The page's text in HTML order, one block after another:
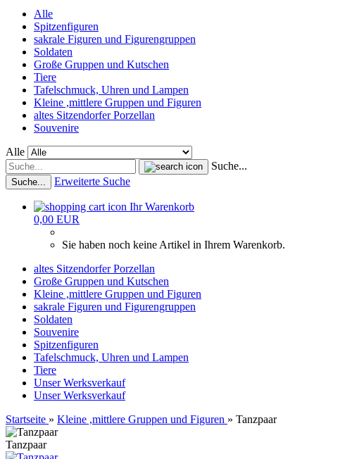
Alle
Spitzenfiguren
sakrale Figuren und Figurengruppen
Soldaten
Große Gruppen und Kutschen
Tiere
Tafelschmuck, Uhren und Lampen
Kleine ,mittlere Gruppen und Figuren
altes Sitzendorfer Porzellan
Souvenire
Alle
Suche...
Suche... Erweiterte Suche
Ihr Warenkorb
0,00 EUR
Sie haben noch keine Artikel in Ihrem Warenkorb.
altes Sitzendorfer Porzellan
Große Gruppen und Kutschen
Kleine ,mittlere Gruppen und Figuren
sakrale Figuren und Figurengruppen
Soldaten
Souvenire
Spitzenfiguren
Tafelschmuck, Uhren und Lampen
Tiere
Unser Werksverkauf
Unser Werksverkauf
Startseite » Kleine ,mittlere Gruppen und Figuren » Tanzpaar
Tanzpaar